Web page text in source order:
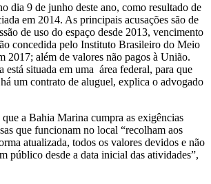
dia 9 de junho deste ano, como resultado de
em 2014. As principais acusações são de
de uso do espaço desde 2013, vencimento
concedida pelo Instituto Brasileiro do Meio
2017; além de valores não pagos à União.
está situada em uma área federal, para que
um contrato de aluguel, explica o advogado
a Bahia Marina cumpra as exigências
que funcionam no local “recolham aos
atualizada, todos os valores devidos e não
público desde a data inicial das atividades”,